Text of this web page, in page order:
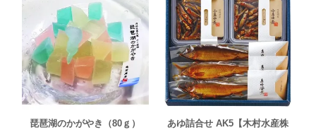
琵琶湖のかがやき（80ｇ）
あゆ詰合せ AK5【木村水産株